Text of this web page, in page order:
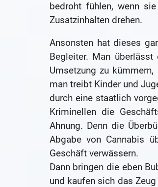
bedroht fühlen, wenn
Zusatzinhalten drehen.
Ansonsten hat dieses
Begleiter. Man
Umsetzung zu
man treibt Kinder und
durch eine staatlich
Kriminellen die
Ahnung. Denn die
Abgabe von Cannabis
Geschäft verwässern.
Dann bringen die eben
und kaufen sich das